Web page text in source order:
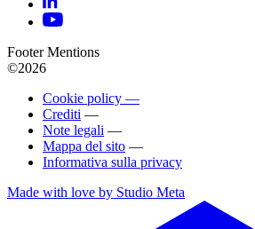
Footer Mentions
©2026
Cookie policy —
Crediti —
Note legali —
Mappa del sito —
Informativa sulla privacy
Made with love by Studio Meta